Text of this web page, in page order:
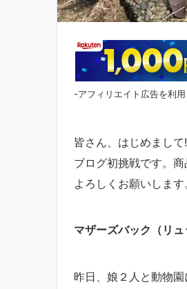
-アフィリエイト広告を利
皆さん、はじめまし
ブログ初挑戦です。
よろしくお願いします
マザーズバック（リ
昨日、娘２人と動物